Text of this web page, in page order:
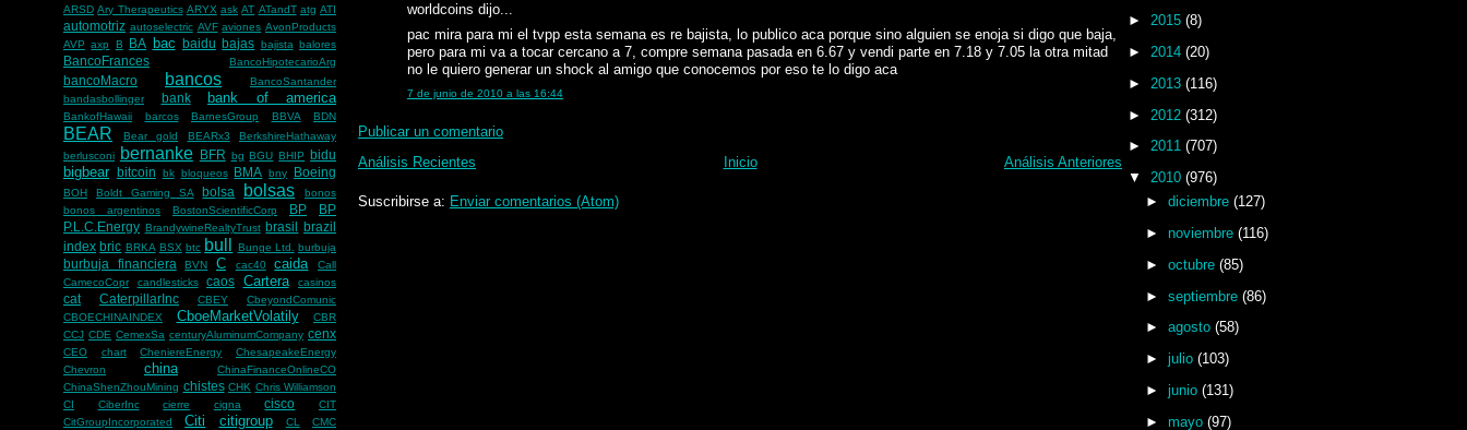
ARSD Ary Therapeutics ARYX ask AT ATandT atg ATI
automotriz autoselectric AVF aviones AvonProducts
AVP axp B BA bac baidu bajas bajista balores
BancoFrances BancoHipotecarioArg
bancoMacro bancos
BancoSantander
bandasbollinger
bank bank of america
BankofHawaii barcos BarnesGroup BBVA BDN
BEAR Bear gold BEARx3
BerkshireHathaway
berlusconi
bernanke BFR bg BGU BHIP bidu
bigbear bitcoin bk bloqueos BMA bny Boeing
BOH Boldt Gaming SA bolsa bolsas
bonos
bonos argentinos
BostonScientificCorp BP
BP
P.L.C.Energy BrandywineRealtyTrust brasil
brazil
index bric BRKA BSX btc bull Bunge Ltd. burbuja
burbuja financiera BVN C cac40 caida
Call
CamecoCopr
candlesticks caos Cartera casinos
cat CaterpillarInc CBEY
CbeyondComunic
CBOECHINAINDEX
CboeMarketVolatily
CBR
CCJ CDE CemexSa centuryAluminumCompany cenx
CEO chart CheniereEnergy
ChesapeakeEnergy
Chevron
china
ChinaFinanceOnlineCO
ChinaShenZhouMining chistes CHK Chris Williamson
CI
CiberInc cierre cigna cisco
CIT
CitGroupIncorporated
Citi citigroup CL
CMC
worldcoins dijo...
pac mira para mi el tvpp esta semana es re bajista, lo publico aca porque sino alguien se enoja si digo que baja,
pero para mi va a tocar cercano a 7, compre semana pasada en 6.67 y vendi parte en 7.18 y 7.05 la otra mitad
no le quiero generar un shock al amigo que conocemos por eso te lo digo aca
7 de junio de 2010 a las 16:44
Publicar un comentario
Análisis Recientes
Análisis Anteriores
Inicio
Suscribirse a: Enviar comentarios (Atom)
► 2015 (8)
► 2014 (20)
► 2013 (116)
► 2012 (312)
► 2011 (707)
▼ 2010 (976)
► diciembre (127)
► noviembre (116)
► octubre (85)
► septiembre (86)
► agosto (58)
► julio (103)
► junio (131)
► mayo (97)